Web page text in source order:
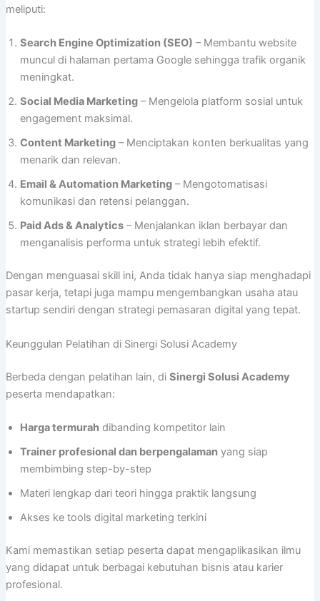
meliputi:
Search Engine Optimization (SEO) – Membantu website
muncul di halaman pertama Google sehingga trafik organik
meningkat.
Social Media Marketing– Mengelola platform sosial untuk
engagement maksimal.
Content Marketing– Menciptakan konten berkualitas yang
menarik dan relevan.
Email & Automation Marketing– Mengotomatisasi
komunikasi dan retensi pelanggan.
Paid Ads & Analytics– Menjalankan iklan berbayar dan
menganalisis performa untuk strategi lebih efektif.
Dengan menguasai skill ini, Anda tidak hanya siap menghadapi
pasar kerja, tetapi juga mampu mengembangkan usaha atau
startup sendiri dengan strategi pemasaran digital yang tepat.
Keunggulan Pelatihan di Sinergi Solusi Academy
Berbeda dengan pelatihan lain, di Sinergi Solusi Academy
peserta mendapatkan:
Harga termurahdibanding kompetitor lain
Trainer profesional dan berpengalamanyang siap
membimbing step-by-step
Materi lengkap dari teori hingga praktik langsung
Akses ke tools digital marketing terkini
Kami memastikan setiap peserta dapat mengaplikasikan ilmu
yang didapat untuk berbagai kebutuhan bisnis atau karier
profesional.